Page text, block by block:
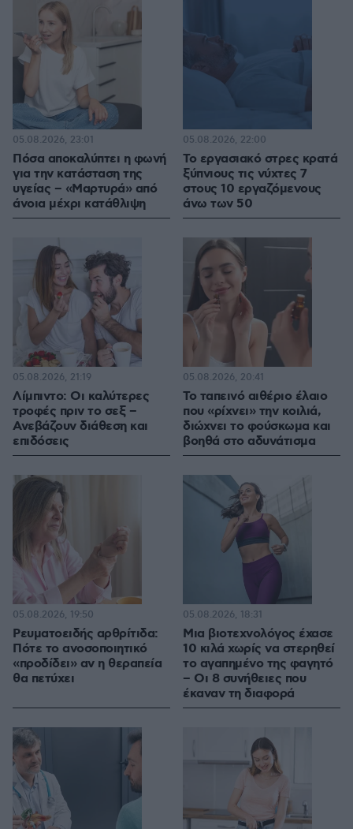
Πόσα αποκαλύπτει η φωνή
για την κατάσταση της
υγείας – «Μαρτυρά» από
άνοια μέχρι κατάθλιψη
05.08.2026, 23:01
Το εργασιακό στρες κρατά
ξύπνιους τις νύχτες 7
στους 10 εργαζόμενους
άνω των 50
05.08.2026, 22:00
Λίμπιντο: Οι καλύτερες
τροφές πριν το σεξ –
Ανεβάζουν διάθεση και
επιδόσεις
05.08.2026, 21:19
Το ταπεινό αιθέριο έλαιο
που «ρίχνει» την κοιλιά,
διώχνει το φούσκωμα και
βοηθά στο αδυνάτισμα
05.08.2026, 20:41
Ρευματοειδής αρθρίτιδα:
Πότε το ανοσοποιητικό
«προδίδει» αν η θεραπεία
θα πετύχει
05.08.2026, 19:50
Μια βιοτεχνολόγος έχασε
10 κιλά χωρίς να στερηθεί
το αγαπημένο της φαγητό
– Οι 8 συνήθειες που
έκαναν τη διαφορά
05.08.2026, 18:31